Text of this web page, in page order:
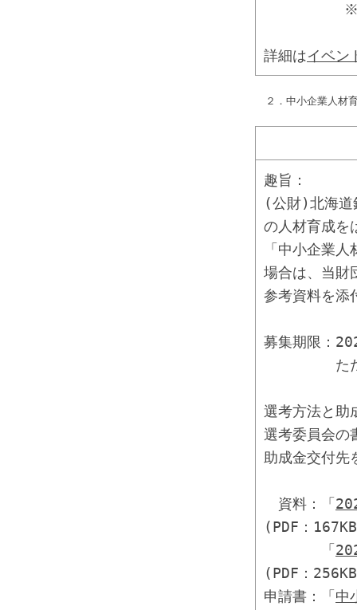
※助成金
詳細はイベン
２．中小企業人材
趣旨：
(公財)北海道
の人材育成を
「中小企業
場合は、当財
参考資料を添
募集期限：
ただし、
選考方法と助
選考委員会の
助成金交付先
資料：「
(PDF：
「
(PDF：
申請書：「 中